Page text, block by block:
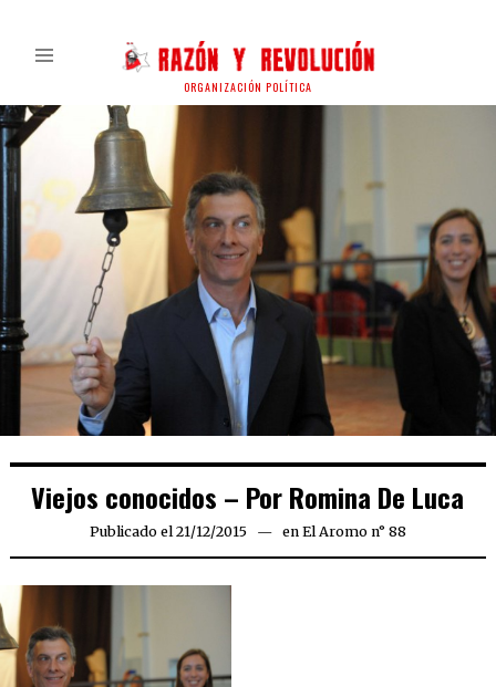
ORGANIZACIÓN POLÍTICA
Viejos conocidos – Por Romina De Luca
Publicado el 21/12/201521/12/2015
en El Aromo n° 88